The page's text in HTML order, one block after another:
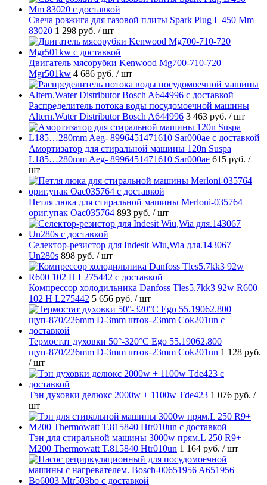
Свеча розжига для газовой плиты Spark Plug L 450 Mm
83020 1 298 руб. / шт
Двигатель мясорубки Kenwood Mg700-710-720
Mgr501kw 4 686 руб. / шт
Распределитель потока воды посудомоечной машины
Altern.Water Distributor Bosch A644996 3 463 руб. / шт
Амортизатор для стиральной машины 120n Suspa
L185…280mm Aeg- 8996451471610 Sar000ae 615 руб. /
шт
Петля люка для стиральной машины Merloni-035764
ориг.упак Oac035764 893 руб. / шт
Селектор-резистор для Indesit Wiu,Wia для.143067
Un280s 898 руб. / шт
Компрессор холодильника Danfoss Tles5.7kk3 92w R600
102 H L275442 5 656 руб. / шт
Термостат духовки 50°-320°C Ego 55.19062.800
щуп-870/226mm D-3mm шток-23mm Cok201un 1 128 руб.
/ шт
Тэн духовки делюкс 2000w + 1100w Tde423 1 076 руб. /
шт
Тэн для стиральной машины 3000w прям.L 250 R9+
M200 Thermowatt T.815840 Htr010un 1 164 руб. / шт